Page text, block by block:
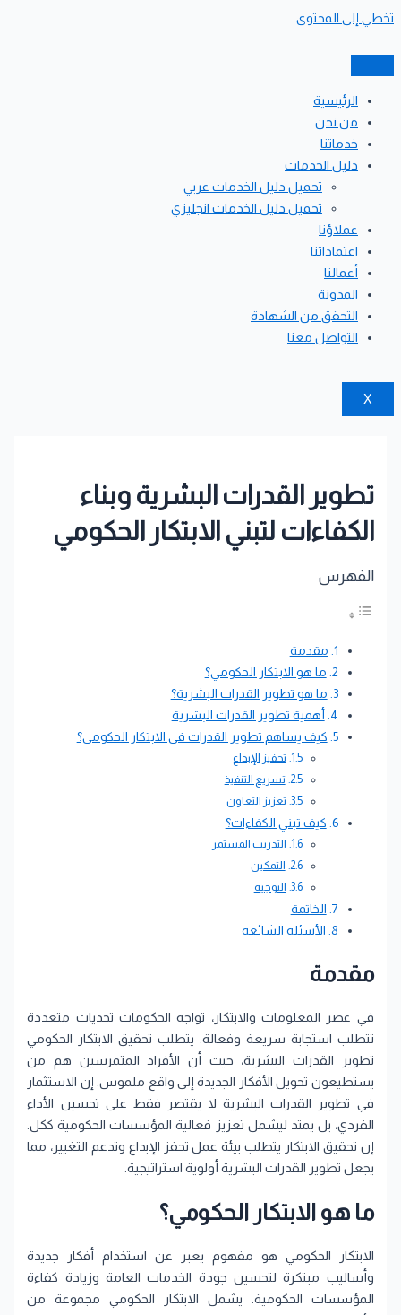
تخطي إلى المحتوى
الرئيسية
من نحن
خدماتنا
دليل الخدمات
تحميل دليل الخدمات عربي
تحميل دليل الخدمات انجليزي
عملاؤنا
اعتماداتنا
أعمالنا
المدونة
التحقق من الشهادة
التواصل معنا
X
تطوير القدرات البشرية وبناء
الكفاءات لتبني الابتكار الحكومي
الفهرس
مقدمة
ما هو الابتكار الحكومي؟
ما هو تطوير القدرات البشرية؟
أهمية تطوير القدرات البشرية
كيف يساهم تطوير القدرات في الابتكار الحكومي؟
تحفيز الإبداع
تسريع التنفيذ
تعزيز التعاون
كيف تبني الكفاءات؟
التدريب المستمر
التمكين
التوجيه
الخاتمة
الأسئلة الشائعة
مقدمة
في عصر المعلومات والابتكار، تواجه الحكومات تحديات متعددة
تتطلب استجابة سريعة وفعالة. يتطلب تحقيق الابتكار الحكومي
تطوير القدرات البشرية، حيث أن الأفراد المتمرسين هم من
يستطيعون تحويل الأفكار الجديدة إلى واقع ملموس. إن الاستثمار
في تطوير القدرات البشرية لا يقتصر فقط على تحسين الأداء
الفردي، بل يمتد ليشمل تعزيز فعالية المؤسسات الحكومية ككل.
إن تحقيق الابتكار يتطلب بيئة عمل تحفز الإبداع وتدعم التغيير، مما
يجعل تطوير القدرات البشرية أولوية استراتيجية.
ما هو الابتكار الحكومي؟
الابتكار الحكومي هو مفهوم يعبر عن استخدام أفكار جديدة
وأساليب مبتكرة لتحسين جودة الخدمات العامة وزيادة كفاءة
المؤسسات الحكومية. يشمل الابتكار الحكومي مجموعة من